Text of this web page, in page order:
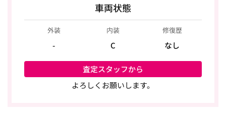
車両状態
外装
-
内装
C
修復歴
なし
査定スタッフから
よろしくお願いします。